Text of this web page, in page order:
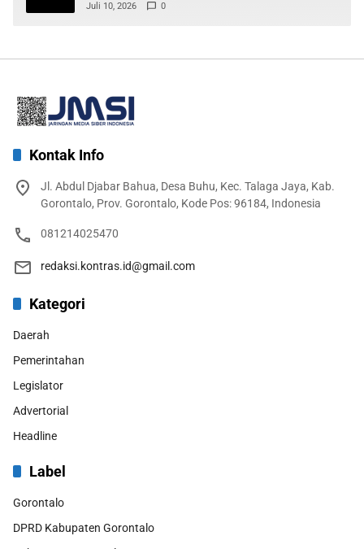
Juli 10, 2026 0
Kontak Info
Jl. Abdul Djabar Bahua, Desa Buhu, Kec. Talaga Jaya, Kab.
Gorontalo, Prov. Gorontalo, Kode Pos: 96184, Indonesia
081214025470
redaksi.kontras.id@gmail.com
Kategori
Daerah
Pemerintahan
Legislator
Advertorial
Headline
Label
Gorontalo
DPRD Kabupaten Gorontalo